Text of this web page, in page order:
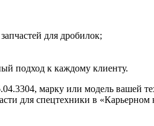
для дробилок;
подход к каждому клиенту.
марку или модель
для спецтехники в